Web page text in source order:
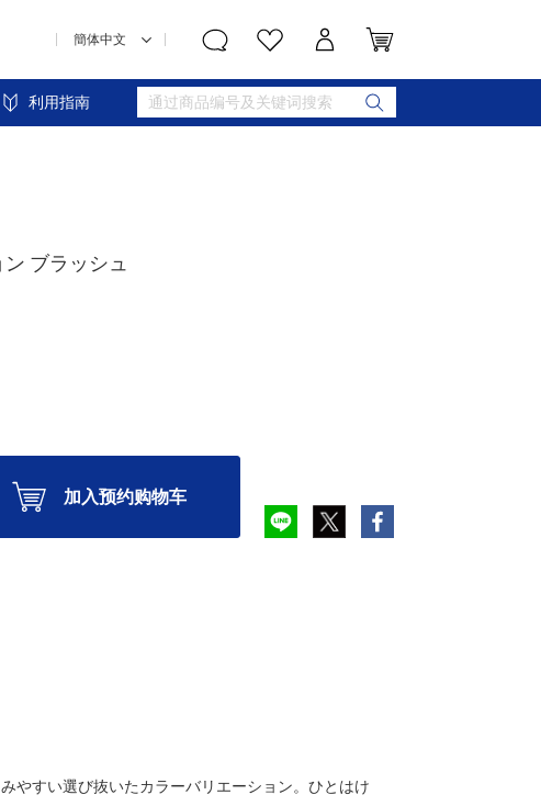
利用指南
ブラッシュ
加入预约购物车
やすい選び抜いたカラーバリエーション。ひとはけ